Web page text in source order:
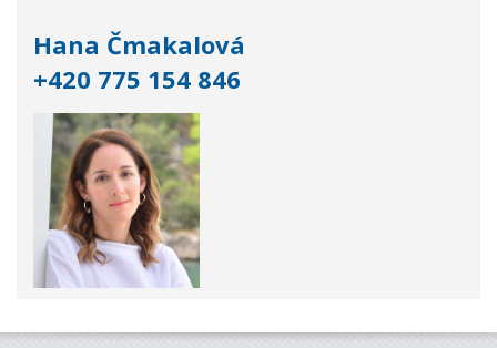
Hana Čmakalová
+420 775 154 846